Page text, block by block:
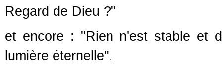
Regard de Dieu ?"
et encore : "Rien n'est stable et
lumière éternelle".